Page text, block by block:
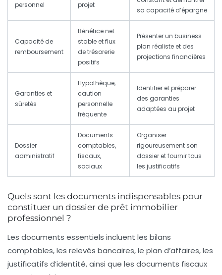
personnel
projet
sa capacité d’épargne
Capacité de
remboursement
Bénéfice net
stable et flux
de trésorerie
positifs
Présenter un business
plan réaliste et des
projections financières
Garanties et
sûretés
Hypothèque,
caution
personnelle
fréquente
Identifier et préparer
des garanties
adaptées au projet
Dossier
administratif
Documents
comptables,
fiscaux,
sociaux
Organiser
rigoureusement son
dossier et fournir tous
les justificatifs
Quels sont les documents indispensables pour
constituer un dossier de prêt immobilier
professionnel ?
Les documents essentiels incluent les bilans
comptables, les relevés bancaires, le plan d’affaires, les
justificatifs d’identité, ainsi que les documents fiscaux